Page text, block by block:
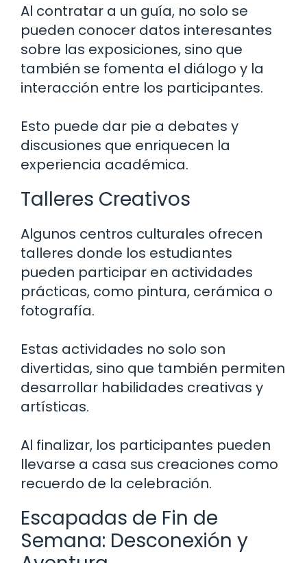
Al contratar a un guía, no solo se
pueden conocer datos interesantes
sobre las exposiciones, sino que
también se fomenta el diálogo y la
interacción entre los participantes.
Esto puede dar pie a debates y
discusiones que enriquecen la
experiencia académica.
Talleres Creativos
Algunos centros culturales ofrecen
talleres donde los estudiantes
pueden participar en actividades
prácticas, como pintura, cerámica o
fotografía.
Estas actividades no solo son
divertidas, sino que también permiten
desarrollar habilidades creativas y
artísticas.
Al finalizar, los participantes pueden
llevarse a casa sus creaciones como
recuerdo de la celebración.
Escapadas de Fin de
Semana: Desconexión y